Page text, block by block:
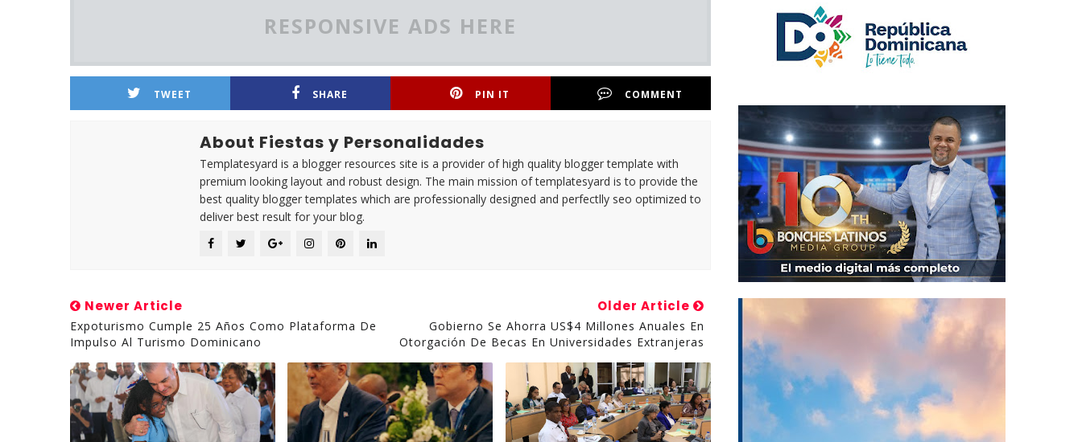
RESPONSIVE ADS HERE
TWEET SHARE PIN IT COMMENT
About Fiestas y Personalidades
Templatesyard is a blogger resources site is a provider of high quality blogger template with
premium looking layout and robust design. The main mission of templatesyard is to provide the
best quality blogger templates which are professionally designed and perfectlly seo optimized to
deliver best result for your blog.
Newer Article
Expoturismo Cumple 25 Años Como Plataforma De
Impulso Al Turismo Dominicano
Older Article
Gobierno Se Ahorra US$4 Millones Anuales En
Otorgación De Becas En Universidades Extranjeras